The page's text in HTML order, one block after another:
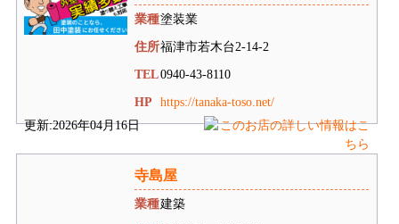
業種塗装業
住所福津市若木台2-14-2
TEL0940-43-8110
HP
https://tanaka-toso.net/
更新:2026年04月16日
寺島屋
業種建築